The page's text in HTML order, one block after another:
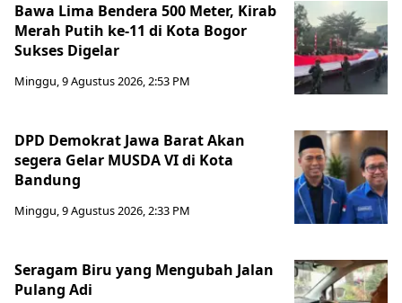
Bawa Lima Bendera 500 Meter, Kirab
Merah Putih ke-11 di Kota Bogor
Sukses Digelar
Minggu, 9 Agustus 2026, 2:53 PM
DPD Demokrat Jawa Barat Akan
segera Gelar MUSDA VI di Kota
Bandung
Minggu, 9 Agustus 2026, 2:33 PM
Seragam Biru yang Mengubah Jalan
Pulang Adi